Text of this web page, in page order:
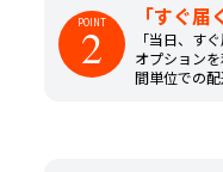
POINT
2
「すぐ
「当日、す
オプション
間単位での配